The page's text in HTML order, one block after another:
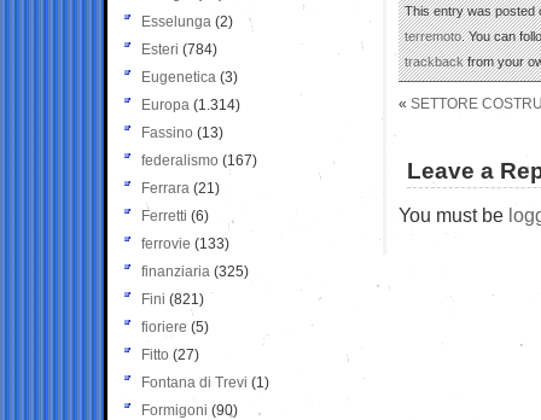
This entry was posted
terremoto. You can
trackbackfrom your
« SETTORE
Leave a
You must be
Esselunga (2)
Esteri (784)
Eugenetica (3)
Europa (1.314)
Fassino (13)
federalismo (167)
Ferrara (21)
Ferretti (6)
ferrovie (133)
finanziaria (325)
Fini (821)
fioriere (5)
Fitto (27)
Fontana di Trevi (1)
Formigoni (90)